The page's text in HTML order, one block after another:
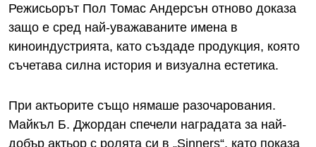
Режисьорът Пол Томас Андерсън отново доказа
защо е сред най-уважаваните имена в
киноиндустрията, като създаде продукция, която
съчетава силна история и визуална естетика.
При актьорите също нямаше разочарования.
Майкъл Б. Джордан спечели наградата за най-
добър актьор с ролята си в „Sinners“, като показа